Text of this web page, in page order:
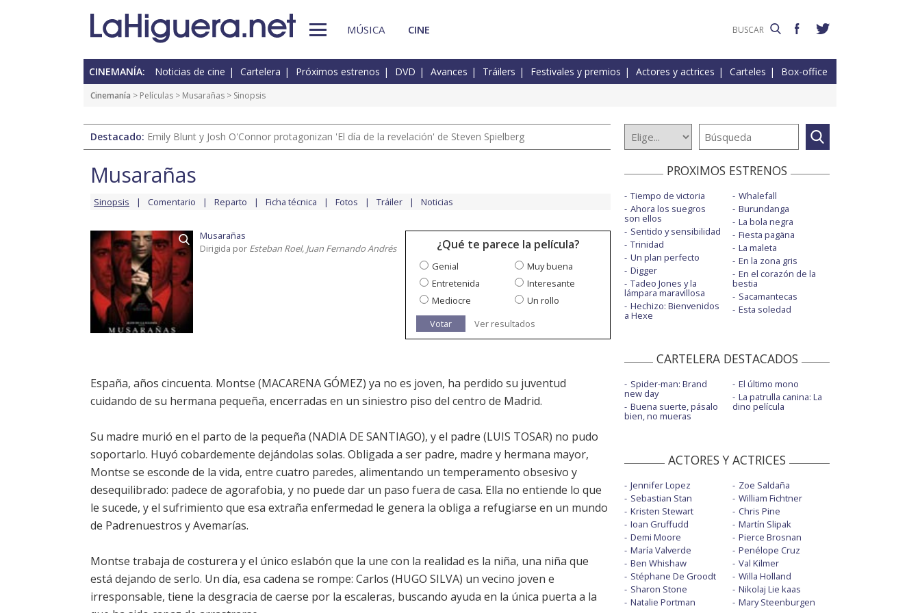
MÚSICA CINE
CINEMANÍA: Noticias de cine Cartelera Próximos estrenos DVD Avances Tráilers Festivales y premios Actores y actrices Carteles Box-office
Cinemanía > Películas > Musarañas > Sinopsis
Destacado: Emily Blunt y Josh O'Connor protagonizan 'El día de la revelación' de Steven Spielberg
Musarañas
Sinopsis Comentario Reparto Ficha técnica Fotos Tráiler Noticias
Musarañas
Dirigida por Esteban Roel, Juan Fernando Andrés ¿Qué te parece la película?
Genial
Muy buena
Entretenida
Interesante
Mediocre
Un rollo
Votar
Ver resultados
España, años cincuenta. Montse (MACARENA GÓMEZ) ya no es joven, ha perdido su juventud
cuidando de su hermana pequeña, encerradas en un siniestro piso del centro de Madrid.
Su madre murió en el parto de la pequeña (NADIA DE SANTIAGO), y el padre (LUIS TOSAR) no pudo
soportarlo. Huyó cobardemente dejándolas solas. Obligada a ser padre, madre y hermana mayor,
Montse se esconde de la vida, entre cuatro paredes, alimentando un temperamento obsesivo y
desequilibrado: padece de agorafobia, y no puede dar un paso fuera de casa. Ella no entiende lo que
le sucede, y el sufrimiento que esa extraña enfermedad le genera la obliga a refugiarse en un mundo
de Padrenuestros y Avemarías.
Montse trabaja de costurera y el único eslabón que la une con la realidad es la niña, una niña que
está dejando de serlo. Un día, esa cadena se rompe: Carlos (HUGO SILVA) un vecino joven e
irresponsable, tiene la desgracia de caerse por la escaleras, buscando ayuda en la única puerta a la
PROXIMOS ESTRENOS
Tiempo de victoria
Ahora los suegros
son ellos
Sentido y sensibilidad
Trinidad
Un plan perfecto
Digger
Tadeo Jones y la
lámpara maravillosa
Hechizo: Bienvenidos
a Hexe
Whalefall
Burundanga
La bola negra
Fiesta pagäna
La maleta
En la zona gris
En el corazón de la
bestia
Sacamantecas
Esta soledad
CARTELERA DESTACADOS
Spider-man: Brand
new day
Buena suerte, pásalo
bien, no mueras
El último mono
La patrulla canina: La
dino película
ACTORES Y ACTRICES
Jennifer Lopez
Sebastian Stan
Kristen Stewart
Ioan Gruffudd
Demi Moore
María Valverde
Ben Whishaw
Stéphane De Groodt
Sharon Stone
Natalie Portman
Zoe Saldaña
William Fichtner
Chris Pine
Martín Slipak
Pierce Brosnan
Penélope Cruz
Val Kilmer
Willa Holland
Nikolaj Lie kaas
Mary Steenburgen